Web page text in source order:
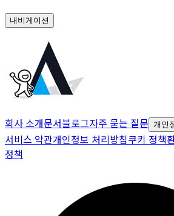
내비게이션
회사 소개문서블로그자주 묻는 질문 개인
서비스 약관개인정보 처리방침쿠키 정책
정책